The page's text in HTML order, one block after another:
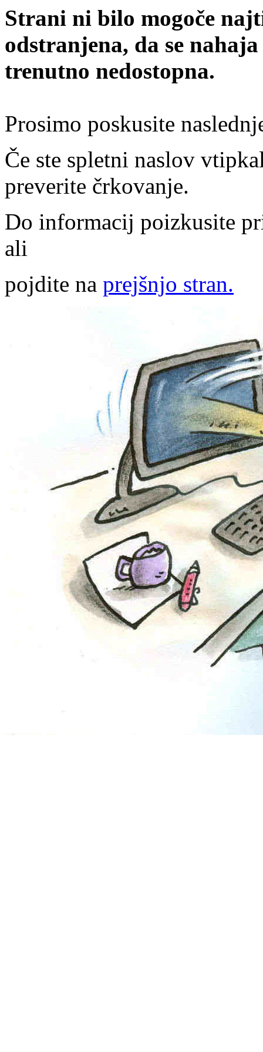
Strani ni bilo mogoče
odstranjena, da se
trenutno nedostopna.
Prosimo poskusite
Če ste spletni naslov
preverite črkovanje.
Do informacij poizkusite
ali
pojdite na prejšnjo stran.